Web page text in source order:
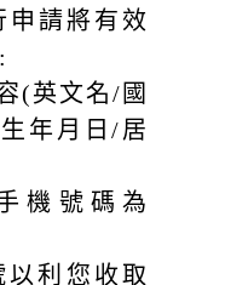
申請將有效
(英文名/國
年月日/居
機號碼為
利您收取